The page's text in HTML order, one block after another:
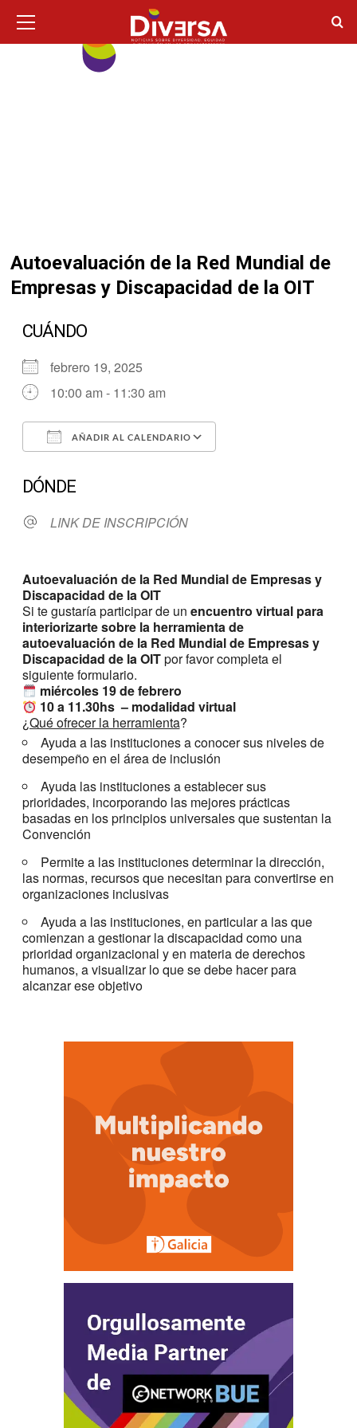
contenido
principal
Autoevaluación de la Red Mundial de
Empresas y Discapacidad de la OIT
CUÁNDO
febrero 19, 2025
10:00 am - 11:30 am
AÑADIR AL CALENDARIO
DÓNDE
LINK DE INSCRIPCIÓN
Autoevaluación de la Red Mundial de Empresas y
Discapacidad de la OIT
Si te gustaría participar de un encuentro virtual para
interiorizarte sobre la herramientade
autoevaluación de la Red Mundial de Empresas y
Discapacidad de la OITpor favor completa el
siguiente formulario.
miércoles 19 de febrero
10 a 11.30hs – modalidad virtual
¿Qué ofrecer la herramienta?
Ayuda a las instituciones a conocer sus niveles de
desempeño en el área de inclusión
Ayuda las instituciones a establecer sus
prioridades, incorporando las mejores prácticas
basadas en los principios universales que sustentan la
Convención
Permite a las instituciones determinar la dirección,
las normas, recursos que necesitan para convertirse en
organizaciones inclusivas
Ayuda a las instituciones, en particular a las que
comienzan a gestionar la discapacidad como una
prioridad organizacional y en materia de derechos
humanos, a visualizar lo que se debe hacer para
alcanzar ese objetivo